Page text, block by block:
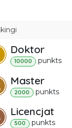
Doktor
10000 punkts
Master
2000 punkts
Licencjat
500 punkts